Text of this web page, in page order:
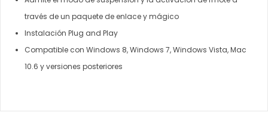
través de un paquete de enlace y mágico
Instalación Plug and Play
Compatible con Windows 8, Windows 7, Windows Vista, Mac
10.6 y versiones posteriores